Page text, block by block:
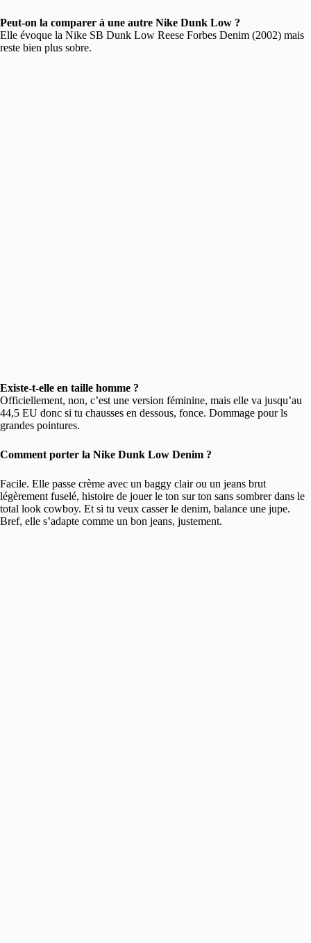
Peut-on la comparer à une autre Nike Dunk Low ?
Elle évoque la Nike SB Dunk Low Reese Forbes Denim (2002) mais
reste bien plus sobre.
Existe-t-elle en taille homme ?
Officiellement, non, c’est une version féminine, mais elle va jusqu’au
44,5 EU donc si tu chausses en dessous, fonce. Dommage pour ls
grandes pointures.
Comment porter la Nike Dunk Low Denim ?
Facile. Elle passe crème avec un baggy clair ou un jeans brut
légèrement fuselé, histoire de jouer le ton sur ton sans sombrer dans le
total look cowboy. Et si tu veux casser le denim, balance une jupe.
Bref, elle s’adapte comme un bon jeans, justement.